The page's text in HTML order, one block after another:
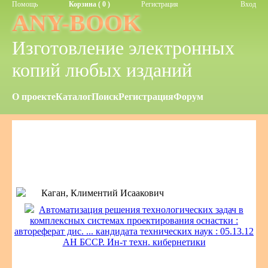
Помощь Корзина ( 0 ) Регистрация Вход
ANY-BOOK
Изготовление электронных
копий любых изданий
О проектеКаталогПоискРегистрацияФорум
Каган, Климентий Исаакович
Автоматизация решения технологических задач в
комплексных системах проектирования оснастки :
автореферат дис. ... кандидата технических наук : 05.13.12
АН БССР. Ин-т техн. кибернетики